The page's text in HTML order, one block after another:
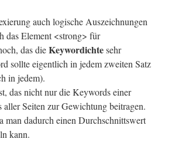
auch logische Auszeichnungen
das Element <strong> für
das dieKeywordichtesehr
sollte eigentlich in jedem zweiten Satz
in jedem).
das nicht nur die Keywords einer
Seiten zur Gewichtung beitragen.
man dadurch einen Durchschnittswert
kann.